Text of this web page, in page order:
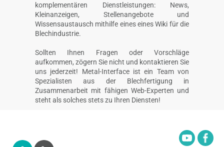
komplementären Dienstleistungen: News,
Kleinanzeigen, Stellenangebote und
Wissensaustausch mithilfe eines eines Wiki für die
Blechindustrie.
Sollten Ihnen Fragen oder Vorschläge
aufkommen, zögern Sie nicht und kontaktieren Sie
uns jederzeit! Metal-Interface ist ein Team von
Spezialisten aus der Blechfertigung in
Zusammenarbeit mit fähigen Web-Experten und
steht als solches stets zu Ihren Diensten!